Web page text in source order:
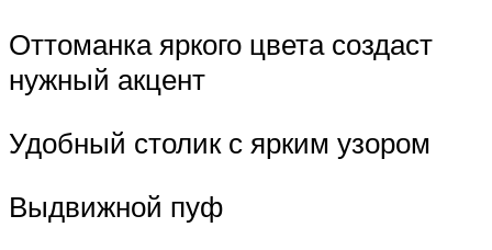
Оттоманка яркого цвета создаст
нужный акцент
Удобный столик с ярким узором
Выдвижной пуф